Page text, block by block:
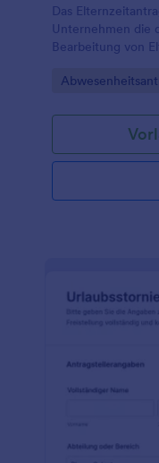
Das
Unternehmen die
Bearbeitung von
schneller
Go to Category: